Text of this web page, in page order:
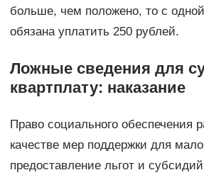
больше, чем положено, то с
обязана уплатить 250 рублей.
Ложные сведения для
квартплату: наказание
Право социального обеспечения
качестве мер поддержки для
предоставление льгот и